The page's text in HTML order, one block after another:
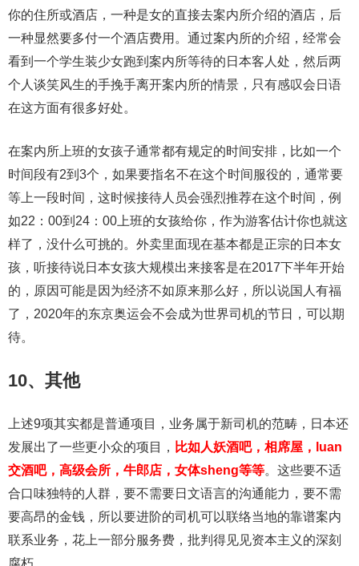
你的住所或酒店，一种是女的直接去案内所介绍的酒店，后
一种显然要多付一个酒店费用。通过案内所的介绍，经常会
看到一个学生装少女跑到案内所等待的日本客人处，然后两
个人谈笑风生的手挽手离开案内所的情景，只有感叹会日语
在这方面有很多好处。
在案内所上班的女孩子通常都有规定的时间安排，比如一个
时间段有2到3个，如果要指名不在这个时间服役的，通常要
等上一段时间，这时候接待人员会强烈推荐在这个时间，例
如22：00到24：00上班的女孩给你，作为游客估计你也就这
样了，没什么可挑的。外卖里面现在基本都是正宗的日本女
孩，听接待说日本女孩大规模出来接客是在2017下半年开始
的，原因可能是因为经济不如原来那么好，所以说国人有福
了，2020年的东京奥运会不会成为世界司机的节日，可以期
待。
10、其他
上述9项其实都是普通项目，业务属于新司机的范畴，日本还
发展出了一些更小众的项目， 比如人妖酒吧，相席屋，luan
交酒吧，高级会所，牛郎店，女体sheng等等。这些要不适
合口味独特的人群，要不需要日文语言的沟通能力，要不需
要高昂的金钱，所以要进阶的司机可以联络当地的靠谱案内
联系业务，花上一部分服务费，批判得见见资本主义的深刻
腐朽。